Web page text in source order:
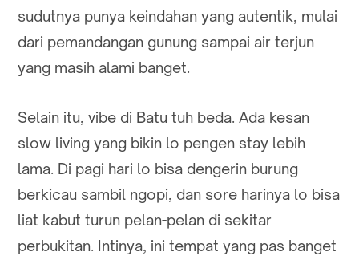
sudutnya punya keindahan yang autentik, mulai
dari pemandangan gunung sampai air terjun
yang masih alami banget.
Selain itu, vibe di Batu tuh beda. Ada kesan
slow living yang bikin lo pengen stay lebih
lama. Di pagi hari lo bisa dengerin burung
berkicau sambil ngopi, dan sore harinya lo bisa
liat kabut turun pelan-pelan di sekitar
perbukitan. Intinya, ini tempat yang pas banget